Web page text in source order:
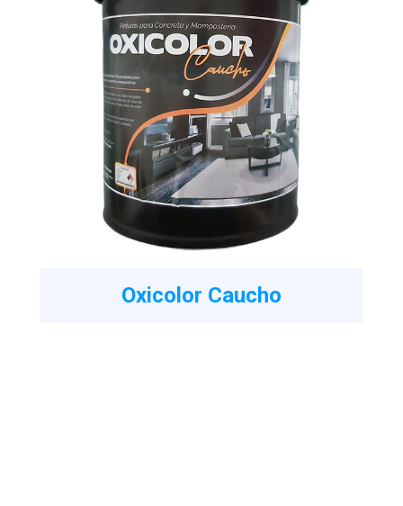
Oxicolor Caucho